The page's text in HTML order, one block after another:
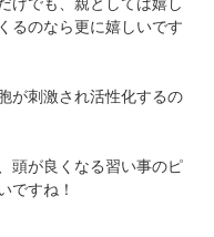
るのなら更に嬉しいです
が刺激され活性化するの
頭が良くなる習い事のピ
ですね！